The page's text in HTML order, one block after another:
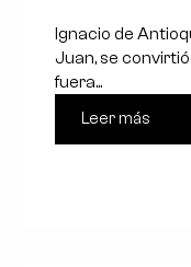
Ignacio de
Juan, se
fuera...
Leer más